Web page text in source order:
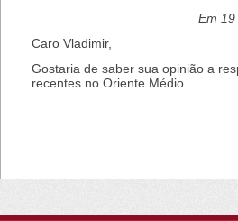
Em
Caro Vladimir,
Gostaria de saber sua opinião a
recentes no Oriente Médio.